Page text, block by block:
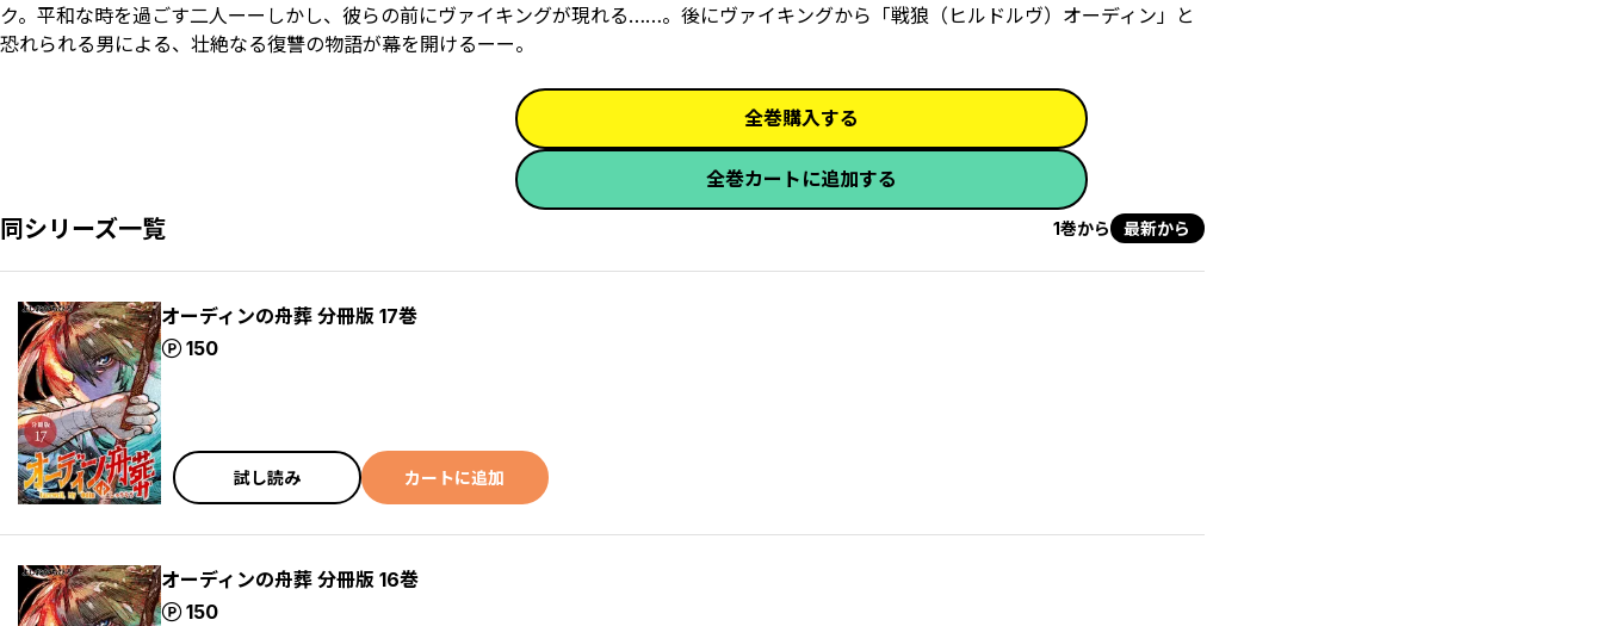
ク。平和な時を過ごす二人ーーしかし、彼らの前にヴァイキングが現れる……。後にヴァイキングから「戦狼（ヒルドルヴ）オーディン」と
恐れられる男による、壮絶なる復讐の物語が幕を開けるーー。
全巻購入する
全巻カートに追加する
同シリーズ一覧 1巻から 最新から
オーディンの舟葬 分冊版 17巻
150
ポイント
試し読み カートに追加
オーディンの舟葬 分冊版 16巻
150
ポイント